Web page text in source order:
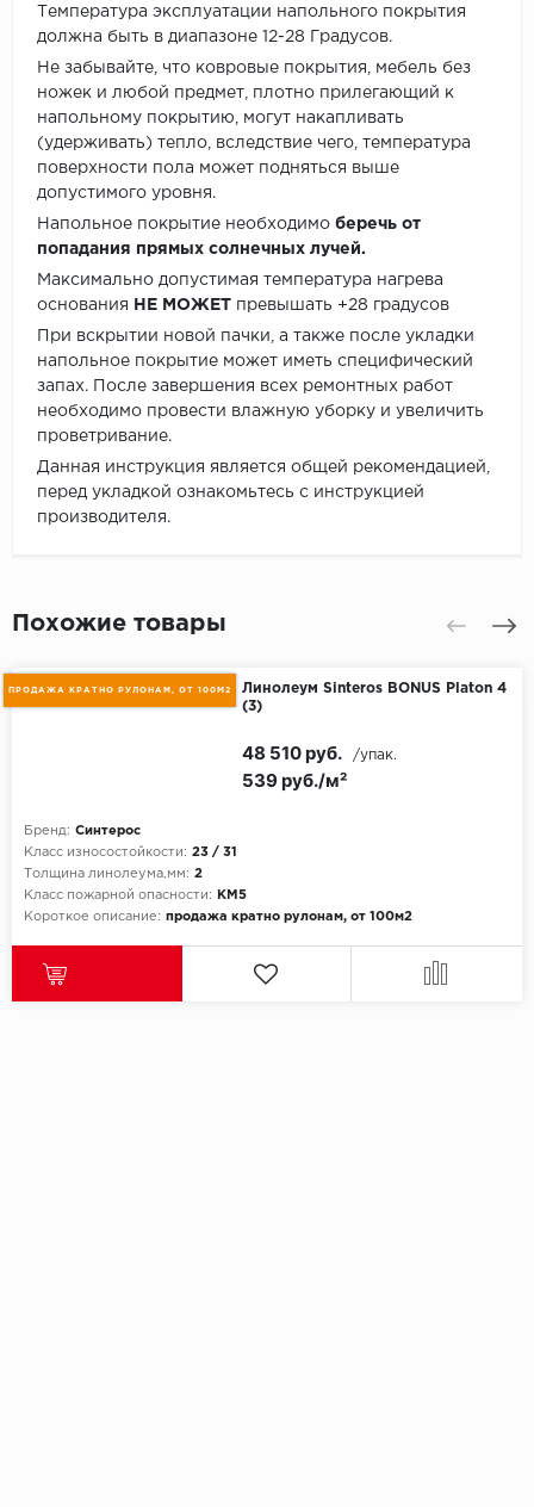
Температура эксплуатации напольного покрытия
должна быть в диапазоне 12-28 Градусов.
Не забывайте, что ковровые покрытия, мебель без
ножек и любой предмет, плотно прилегающий к
напольному покрытию, могут накапливать
(удерживать) тепло, вследствие чего, температура
поверхности пола может подняться выше
допустимого уровня.
Напольное покрытие необходимо беречь от
попадания прямых солнечных лучей.
Максимально допустимая температура нагрева
основания
НЕ МОЖЕТ превышать +28 градусов
При вскрытии новой пачки, а также после укладки
напольное покрытие может иметь специфический
запах. После завершения всех ремонтных работ
необходимо провести влажную уборку и увеличить
проветривание.
Данная инструкция является общей рекомендацией,
перед укладкой ознакомьтесь с инструкцией
производителя.
Похожие товары
ПРОДАЖА КРАТНО РУЛОНАМ, ОТ 100М2
Линолеум Sinteros BONUS Platon 4
(3)
Бренд: Синтерос
Класс износостойкости: 23 / 31
Толщина линолеума,мм: 2
Класс пожарной опасности:
КМ5
Короткое описание: продажа кратно рулонам, от 100м2
539 руб./м²
48 510 руб. /упак.